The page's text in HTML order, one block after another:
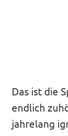
Das ist die
endlich
jahrelang